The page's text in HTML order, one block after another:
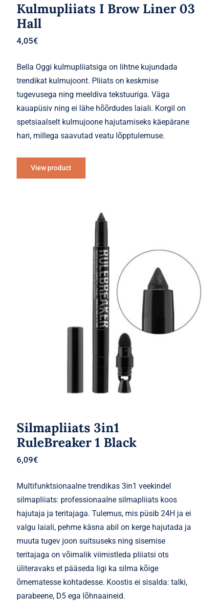
Kulmupliiats I Brow Liner 03
Hall
4,05€
Bella Oggi kulmupliiatsiga on lihtne kujundada
trendikat kulmujoont. Pliiats on keskmise
tugevusega ning meeldiva tekstuuriga. Väga
kauapüsiv ning ei lähe hõõrdudes laiali. Korgil on
spetsiaalselt kulmujoone hajutamiseks käepärane
hari, millega saavutad veatu lõpptulemuse.
View product
Silmapliiats 3in1
RuleBreaker 1 Black
6,09€
Multifunktsionaalne trendikas 3in1 veekindel
silmapliiats: professionaalne silmapliiats koos
hajutaja ja teritajaga. Tulemus, mis püsib 24H ja ei
valgu laiali, pehme käsna abil on kerge hajutada ja
muuta tugev joon suitsuseks ning sisemise
teritajaga on võimalik viimistleda pliiatsi ots
üliteravaks et pääseda ligi ka silma kõige
õrnematesse kohtadesse. Koostis ei sisalda: talki,
parabeene, D5 ega lõhnaaineid.